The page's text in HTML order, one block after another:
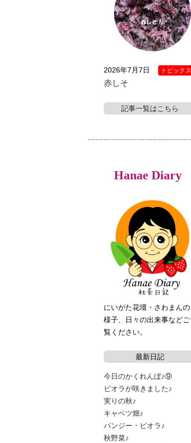
2026年7月7日 トピックス
赤しそ
記事一覧はこちら
Hanae Diary
にいがた花壇・さわまんの
様子、日々の出来事などご
覧ください。
最新日記
今日のかくれんぼ♪⑨
ビオラが咲きました♪
実りの秋♪
キャベツ畑♪
パンジー・ビオラ♪
秋野菜♪